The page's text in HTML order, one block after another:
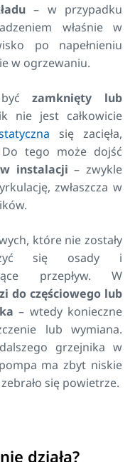
– w przypadku
właśnie w
po napełnieniu
w ogrzewaniu.
byćzamknięty lub
nie jest całkowicie
się zacięła,
tego może dojść
w instalacji– zwykle
zwłaszcza w
które nie zostały
się osady i
przepływ. W
do częściowego lub
– wtedy konieczne
lub wymiana.
grzejnika w
ma zbyt niskie
się powietrze.
działa?